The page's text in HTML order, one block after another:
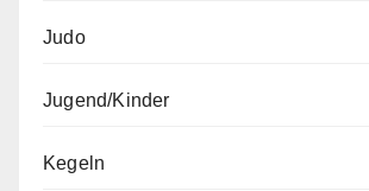
Judo
Jugend/Kinder
Kegeln